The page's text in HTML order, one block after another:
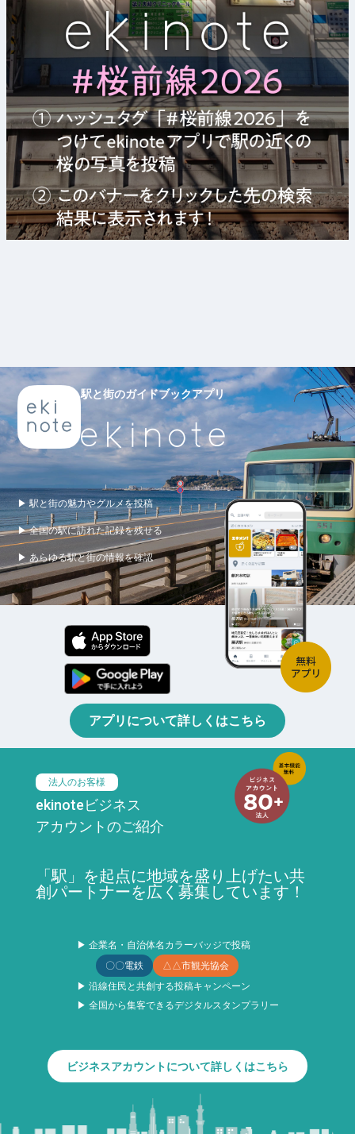
駅と街のガイドブックアプリ
▶ 駅と街の魅力やグルメを投稿
▶ 全国の駅に訪れた記録を残せる
▶ あらゆる駅と街の情報を確認
アプリについて詳しくはこちら
法人のお客様
ekinoteビジネス
アカウントのご紹介
「駅」を起点に地域を盛り上げたい共
創パートナーを広く募集しています！
▶ 企業名・自治体名カラーバッジで投稿
〇〇電鉄
△△市観光協会
▶ 沿線住民と共創する投稿キャンペーン
▶ 全国から集客できるデジタルスタンプラリー
ビジネスアカウントについて詳しくはこちら